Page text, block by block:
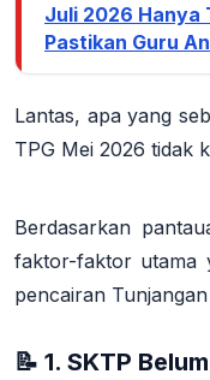
Juli 2026 Hanya
Pastikan Guru
Lantas, apa yang
TPG Mei 2026 tidak
Berdasarkan
faktor-faktor utama
pencairan
📝 1. SKTP